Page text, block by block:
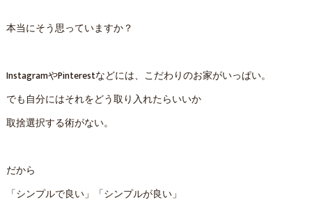
本当にそう思っていますか？
InstagramやPinterestなどには、こだわりのお家がいっぱい。
でも自分にはそれをどう取り入れたらいいか
取捨選択する術がない。
だから
「シンプルで良い」「シンプルが良い」